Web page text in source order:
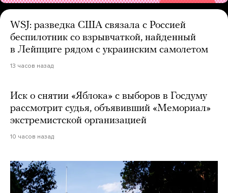
WSJ: разведка США связала с Россией
беспилотник со взрывчаткой, найденный
в Лейпциге рядом с украинским самолетом
13 часов назад
Иск о снятии «Яблока» с выборов в Госдуму
рассмотрит судья, объявивший «Мемориал»
экстремистской организацией
10 часов назад